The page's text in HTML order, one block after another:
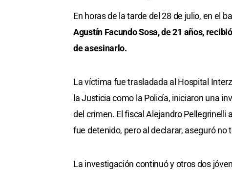
En horas de la tarde del 28 de julio, en el
Agustín Facundo Sosa, de 21 años,
de asesinarlo.
La víctima fue trasladada al Hospital
la Justicia como la Policía, iniciaron una
del crimen. El fiscal Alejandro
fue detenido, pero al declarar, aseguró
La investigación continuó y otros dos